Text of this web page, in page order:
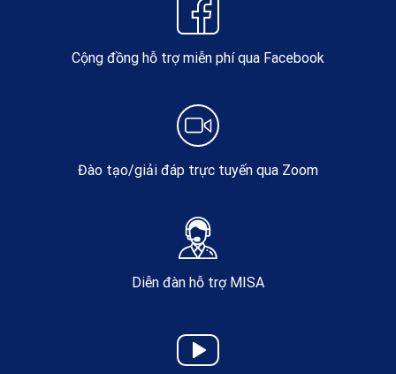
Cộng đồng hỗ trợ miễn phí qua Facebook
Đào tạo/giải đáp trực tuyến qua Zoom
Diễn đàn hỗ trợ MISA